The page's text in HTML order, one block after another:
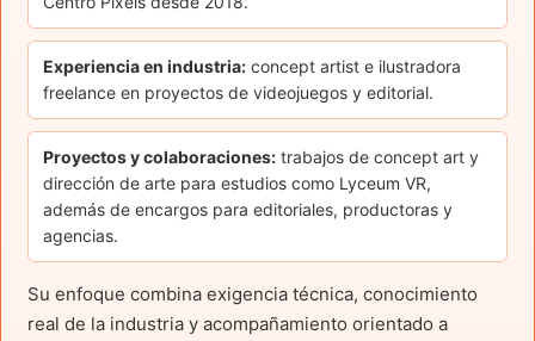
Experiencia en industria: concept artist e ilustradora
freelance en proyectos de videojuegos y editorial.
Proyectos y colaboraciones: trabajos de concept art y
dirección de arte para estudios como Lyceum VR,
además de encargos para editoriales, productoras y
agencias.
Su enfoque combina exigencia técnica, conocimiento
real de la industria y acompañamiento orientado a